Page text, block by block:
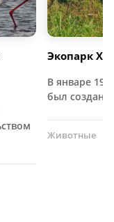
Экопарк
В январе
был создан
Животные